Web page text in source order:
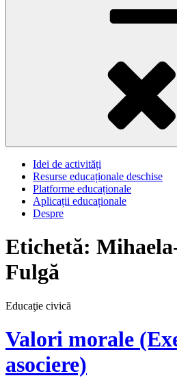
Idei de activități
Resurse educaționale deschise
Platforme educaționale
Aplicații educaționale
Despre
Etichetă:
Fulgă
Educaţie civică
Valori morale
asociere)